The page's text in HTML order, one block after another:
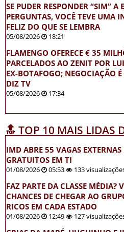
SE PUDER RESPONDER “SIM” A
PERGUNTAS, VOCÊ TEVE UMA
FELIZ DO QUE SE LEMBRA
05/08/2026 18:21
FLAMENGO OFERECE € 35
PARCELADOS AO ZENIT POR
EX-BOTAFOGO; NEGOCIAÇÃO
DIZ TV
05/08/2026 17:34
🔝 TOP 10 MAIS LIDAS
IMD ABRE 55 VAGAS EXTERNAS
GRATUITOS EM TI
01/08/2026 05:53 133
FAZ PARTE DA CLASSE MÉDIA?
CHANCES DE CHEGAR AO
RICOS EM CADA ESTADO
01/08/2026 12:49 127